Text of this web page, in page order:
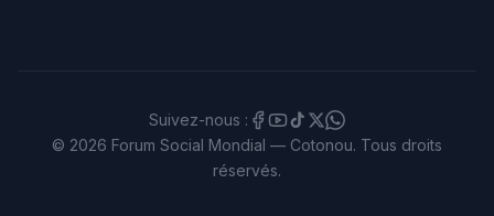
Suivez-nous :
© 2026 Forum Social Mondial — Cotonou. Tous droits
réservés.